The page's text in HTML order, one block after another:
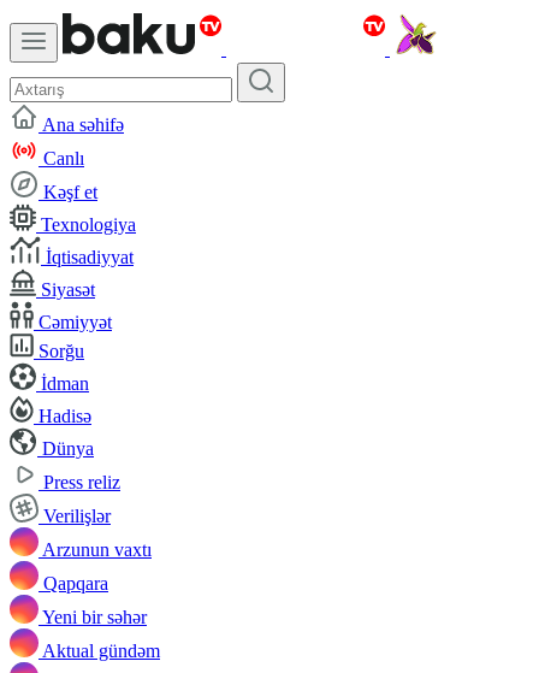
Ana səhifə
Canlı
Kəşf et
Texnologiya
İqtisadiyyat
Siyasət
Cəmiyyət
Sorğu
İdman
Hadisə
Dünya
Press reliz
Verilişlər
Arzunun vaxtı
Qapqara
Yeni bir səhər
Aktual gündəm